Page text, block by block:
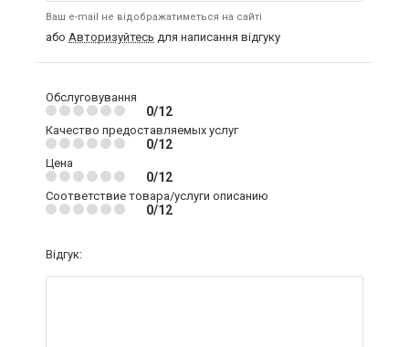
Ваш e-mail не відображатиметься на сайті
або Авторизуйтесь для написання відгуку
Обслуговування
0/12
Качество предоставляемых услуг
0/12
Цена
0/12
Соответствие товара/услуги описанию
0/12
Відгук: